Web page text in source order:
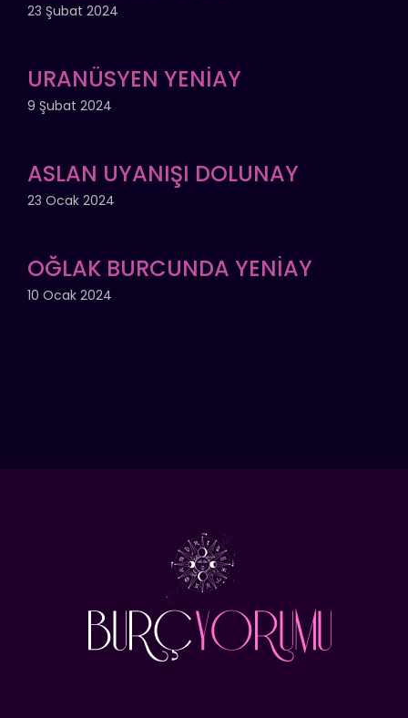
23 Şubat 2024
URANÜSYEN YENİAY
9 Şubat 2024
ASLAN UYANIŞI DOLUNAY
23 Ocak 2024
OĞLAK BURCUNDA YENİAY
10 Ocak 2024